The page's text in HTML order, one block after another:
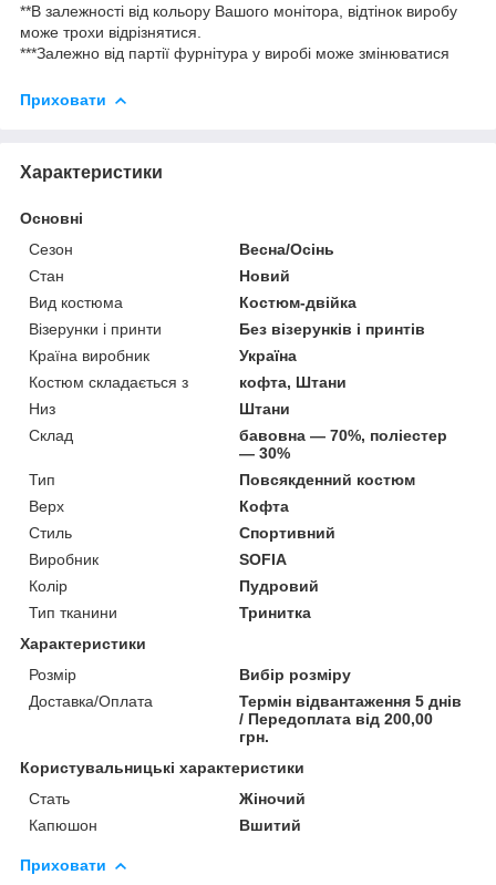
**В залежності від кольору Вашого монітора, відтінок виробу
може трохи відрізнятися.
***Залежно від партії фурнітура у виробі може змінюватися
Приховати
Характеристики
Основні
Сезон
Весна/Осінь
Стан
Новий
Вид костюма
Костюм-двійка
Візерунки і принти
Без візерунків і принтів
Країна виробник
Україна
Костюм складається з
кофта, Штани
Низ
Штани
Склад
бавовна — 70%, поліестер
— 30%
Тип
Повсякденний костюм
Верх
Кофта
Стиль
Спортивний
Виробник
SOFIA
Колір
Пудровий
Тип тканини
Тринитка
Характеристики
Розмір
Вибір розміру
Доставка/Оплата
Термін відвантаження 5 днів
/ Передоплата від 200,00
грн.
Користувальницькі характеристики
Стать
Жіночий
Капюшон
Вшитий
Приховати